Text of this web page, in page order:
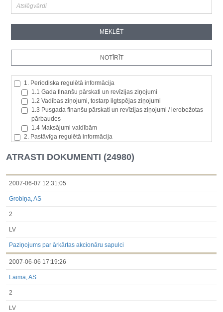
1. Periodiska regulētā informācija
1.1 Gada finanšu pārskati un revīzijas ziņojumi
1.2 Vadības ziņojumi, tostarp ilgtspējas ziņojumi
1.3 Pusgada finanšu pārskati un revīzijas ziņojumi / ierobežotas
pārbaudes
1.4 Maksājumi valdībām
2. Pastāvīga regulētā informācija
2.2. Iekšējā informācija
2.3. Paziņojumi par būtisku akciju paketi
2.4. Emitenta paša akciju iegāde vai atsavināšana
2.5. Balsstiesību kopējais skaits un kapitāls
kategorijām
dalībvalsts tiesību aktiem
Līdz 2017.03.01
Finanšu pārskati
Informācija par akcionāru sapulcēm
ATRASTI DOKUMENTI (24980)
2007-06-07 12:31:05
Grobiņa, AS
2
LV
Paziņojums par ārkārtas akcionāru sapulci
2007-06-06 17:19:26
Laima, AS
2
LV